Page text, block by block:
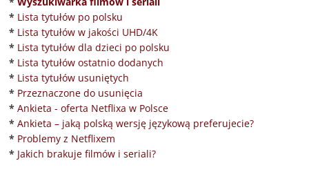
* Lista tytułów po polsku
* Lista tytułów w jakości UHD/4K
* Lista tytułów dla dzieci po polsku
* Lista tytułów ostatnio dodanych
* Lista tytułów usuniętych
* Przeznaczone do usunięcia
* Ankieta - oferta Netflixa w Polsce
* Ankieta – jaką polską wersję językową preferujecie?
* Problemy z Netflixem
* Jakich brakuje filmów i seriali?